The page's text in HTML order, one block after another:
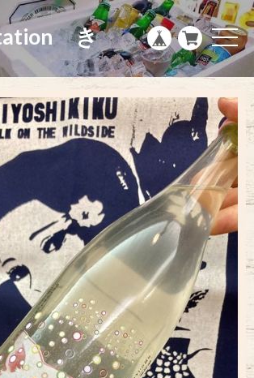
き
t
o
g
g
e
n
a
v
i
g
a
t
i
o
n
g
l
e
n
a
v
i
a
t
i
o
n